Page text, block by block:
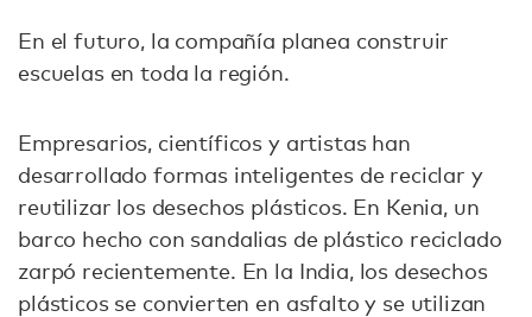
En el futuro, la compañía planea construir
escuelas en toda la región.
Empresarios, científicos y artistas han
desarrollado formas inteligentes de reciclar y
reutilizar los desechos plásticos. En Kenia, un
barco hecho con sandalias de plástico reciclado
zarpó recientemente. En la India, los desechos
plásticos se convierten en asfalto y se utilizan